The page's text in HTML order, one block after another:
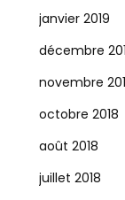
janvier 2019
décembre
novembre
octobre 2018
août 2018
juillet 2018